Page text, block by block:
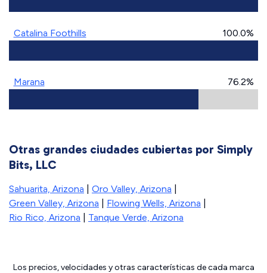
Catalina Foothills 100.0%
Marana 76.2%
Otras grandes ciudades cubiertas por Simply
Bits, LLC
Sahuarita, Arizona Oro Valley, Arizona
Green Valley, Arizona
Flowing Wells, Arizona
Rio Rico, Arizona
Tanque Verde, Arizona
Los precios, velocidades y otras características de cada marca